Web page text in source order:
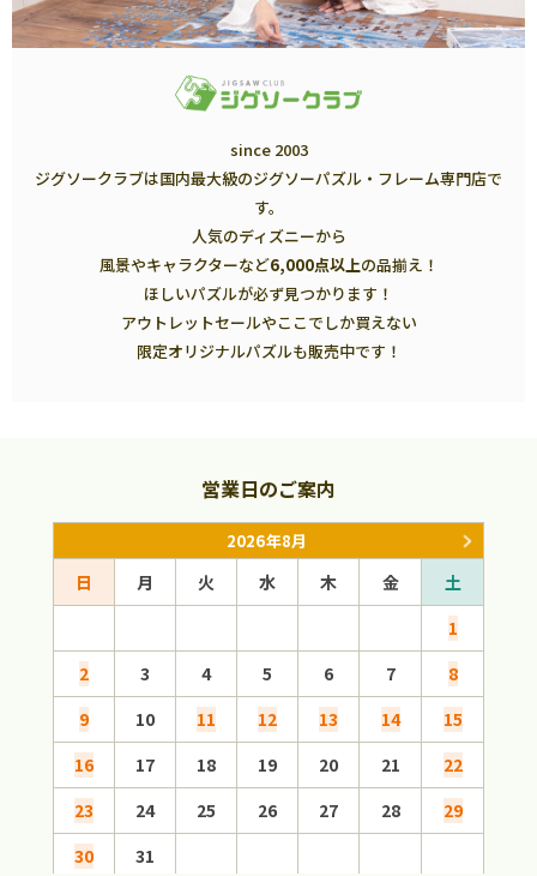
since 2003
ジグソークラブは国内最大級のジグソーパズル・フレーム専門店で
す。
人気のディズニーから
風景やキャラクターなど6,000点以上の品揃え！
ほしいパズルが必ず見つかります！
アウトレットセールやここでしか買えない
限定オリジナルパズルも販売中です！
営業日のご案内
2026年8月
日 月 火 水 木 金
土
1
2
3 4 5 6 7
8
9
10 11 12 13 14
15
16
17 18 19 20 21
22
23
24 25 26 27 28
29
30
31